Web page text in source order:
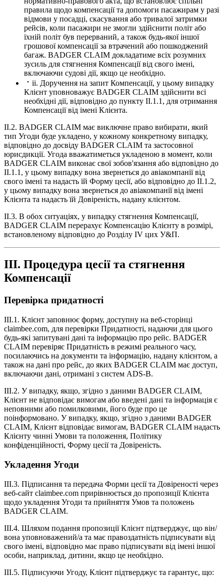
правила щодо компенсації та допомоги пасажирам у разі
відмови у посадці, скасування або тривалої затримки
рейсів, коли пасажири не змогли здійснити політ або
їхній політ був перерваний, а також будь-якої іншої
грошової компенсації за втрачений або пошкоджений
багаж. BADGER CLAIM докладатиме всіх розумних
зусиль для стягнення Компенсації від свого імені,
включаючи судові дії, якщо це необхідно.
ii. Доручення на запит Компенсації, у цьому випадку
Клієнт уповноважує BADGER CLAIM здійснити всі
необхідні дії, відповідно до пункту II.1.1, для отримання
Компенсації від імені Клієнта.
II.2. BADGER CLAIM має виключне право вибирати, який
тип Угоди буде укладено, у кожному конкретному випадку,
відповідно до досвіду BADGER CLAIM та застосовної
юрисдикції. Угода вважатиметься укладеною в момент, коли
BADGER CLAIM виконає свої зобов'язання або відповідно до
II.1.1, у цьому випадку вона звернеться до авіакомпанії від
свого імені та надасть їй Форму цесії, або відповідно до II.1.2,
у цьому випадку вона звернеться до авіакомпанії від імені
Клієнта та надасть їй Довіреність, надану клієнтом.
II.3. В обох ситуаціях, у випадку стягнення Компенсації,
BADGER CLAIM перерахує Компенсацію Клієнту в розмірі,
встановленому відповідно до Розділу IV цих У&П.
III. Процедура цесії та стягнення
Компенсації
Перевірка придатності
III.1. Клієнт заповнює форму, доступну на веб-сторінці
claimbee.com, для перевірки Придатності, надаючи для цього
будь-які запитувані дані та інформацію про рейс. BADGER
CLAIM перевіряє Придатність в режимі реального часу,
посилаючись на документи та інформацію, надану клієнтом, а
також на дані про рейс, до яких BADGER CLAIM має доступ,
включаючи дані, отримані з систем ADS-B.
III.2. У випадку, якщо, згідно з даними BADGER CLAIM,
Клієнт не відповідає вимогам або введені дані та інформація є
неповними або помилковими, його буде про це
поінформовано. У випадку, якщо, згідно з даними BADGER
CLAIM, Клієнт відповідає вимогам, BADGER CLAIM надасть
Клієнту чинні Умови та положення, Політику
конфіденційності, Форму цесії та Довіреність.
Укладення Угоди
III.3. Підписання та передача Форми цесії та Довіреності через
веб-сайт claimbee.com прирівнюється до пропозиції Клієнта
щодо укладення Угоди та прийняття Умов та положень
BADGER CLAIM.
III.4. Шляхом подання пропозиції Клієнт підтверджує, що він/
вона уповноважений/а та має правоздатність підписувати від
свого імені, відповідно має право підписувати від імені іншої
особи, наприклад, дитини, якщо це необхідно.
III.5. Підписуючи Угоду, Клієнт підтверджує та гарантує, що: